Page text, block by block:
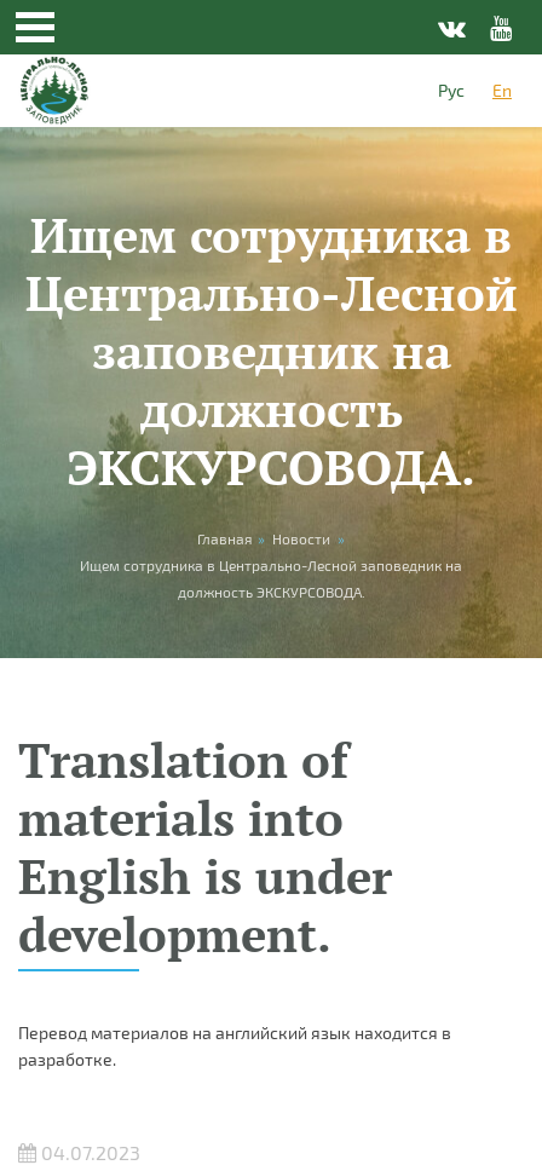
Skip to main content
Рус
En
Ищем сотрудника в
Центрально-Лесной
заповедник на
должность
ЭКСКУРСОВОДА.
You are here
Главная » Новости »
Ищем сотрудника в Центрально-Лесной заповедник на
должность ЭКСКУРСОВОДА.
Translation of
materials into
English is under
development.
Перевод материалов на английский язык находится в
разработке.
04.07.2023